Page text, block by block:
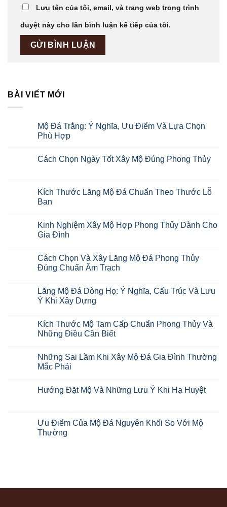
Lưu tên của tôi, email, và trang web trong trình
duyệt này cho lần bình luận kế tiếp của tôi.
BÀI VIẾT MỚI
Mộ Đá Trắng: Ý Nghĩa, Ưu Điểm Và Lựa Chọn
Phù Hợp
Cách Chọn Ngày Tốt Xây Mộ Đúng Phong Thủy
Kích Thước Lăng Mộ Đá Chuẩn Theo Thước Lỗ
Ban
Kinh Nghiệm Xây Mộ Hợp Phong Thủy Dành Cho
Gia Đình
Cách Chọn Và Xây Lăng Mộ Đá Phong Thủy
Đúng Chuẩn Âm Trạch
Lăng Mộ Đá Dòng Họ: Ý Nghĩa, Cấu Trúc Và Lưu
Ý Khi Xây Dựng
Kích Thước Mộ Tam Cấp Chuẩn Phong Thủy Và
Những Điều Cần Biết
Những Sai Lầm Khi Xây Mộ Đá Gia Đình Thường
Mắc Phải
Hướng Đặt Mộ Và Những Lưu Ý Khi Hạ Huyệt
Ưu Điểm Của Mộ Đá Nguyên Khối So Với Mộ
Thường